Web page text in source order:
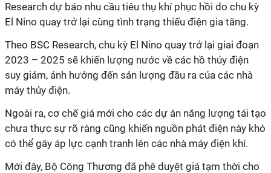
Research dự báo nhu cầu tiêu thụ khí phục hồi do chu kỳ
El Nino quay trở lại cùng tình trạng thiếu điện gia tăng.
Theo BSC Research, chu kỳ El Nino quay trở lại giai đoạn
2023 – 2025 sẽ khiến lượng nước về các hồ thủy điện
suy giảm, ảnh hưởng đến sản lượng đầu ra của các nhà
máy thủy điện.
Ngoài ra, cơ chế giá mới cho các dự án năng lượng tái tạo
chưa thực sự rõ ràng cũng khiến nguồn phát điện này khó
có thể gây áp lực cạnh tranh lên các nhà máy điện khí.
Mới đây, Bộ Công Thương đã phê duyệt giá tạm thời cho